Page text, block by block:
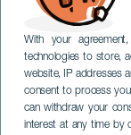
With your
technologies to store,
website, IP addresses
consent to process
can withdraw your
interest at any time by
Feira
GRÃ-